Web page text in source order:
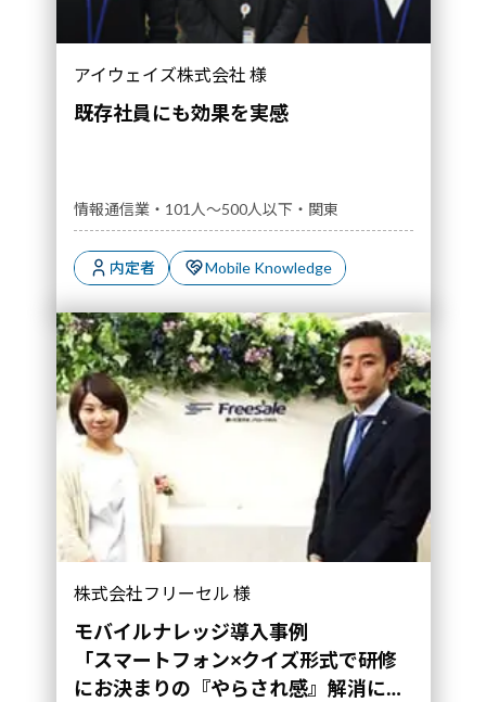
アイウェイズ株式会社 様
既存社員にも効果を実感
情報通信業・101人～500人以下・関東
内定者 Mobile Knowledge
の『やらされ感』解消に魅力」｜導入事例">
株式会社フリーセル 様
モバイルナレッジ導入事例
「スマートフォン×クイズ形式で研修
にお決まりの『やらされ感』解消に魅